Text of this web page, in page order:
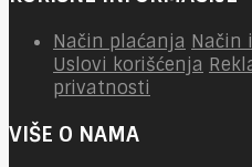
Način plaćanja Način
Uslovi korišćenja
privatnosti
VIŠE O NAMA